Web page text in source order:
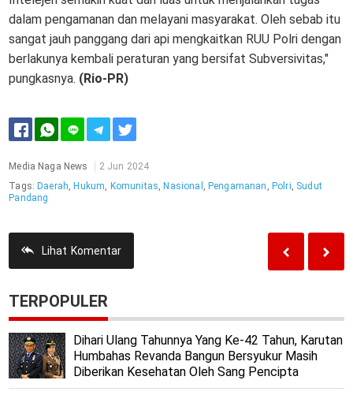
dalam pengamanan dan melayani masyarakat. Oleh sebab itu
sangat jauh panggang dari api mengkaitkan RUU Polri dengan
berlakunya kembali peraturan yang bersifat Subversivitas,"
pungkasnya. (Rio-PR)
Media Naga News
2 Jun 2024
Tags: Daerah, Hukum, Komunitas, Nasional , Pengamanan , Polri, Sudut
Pandang
Lihat Komentar
TERPOPULER
Dihari Ulang Tahunnya Yang Ke-42 Tahun, Karutan
Humbahas Revanda Bangun Bersyukur Masih
Diberikan Kesehatan Oleh Sang Pencipta